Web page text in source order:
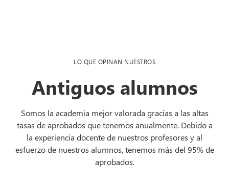
LO QUE OPINAN NUESTROS
Antiguos alumnos
Somos la academia mejor valorada gracias a las altas
tasas de aprobados que tenemos anualmente. Debido a
la experiencia docente de nuestros profesores y al
esfuerzo de nuestros alumnos, tenemos más del 95% de
aprobados.